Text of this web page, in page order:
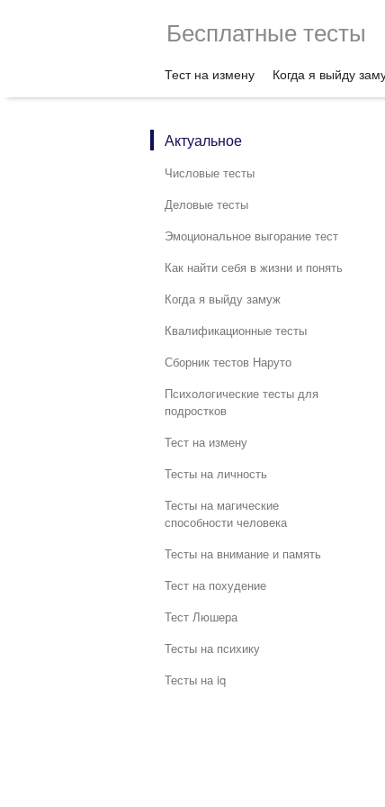
Бесплатные тесты
Тест на измену Когда я выйду
Актуальное
Числовые тесты
Деловые тесты
Эмоциональное выгорание тест
Как найти себя в жизни и понять
Когда я выйду замуж
Квалификационные тесты
Сборник тестов Наруто
Психологические тесты для
подростков
Тест на измену
Тесты на личность
Тесты на магические
способности человека
Тесты на внимание и память
Тест на похудение
Тест Люшера
Тесты на психику
Тесты на iq